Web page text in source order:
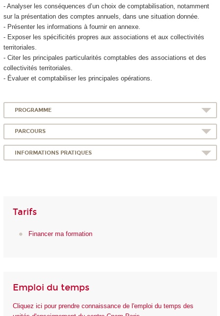
- Analyser les conséquences d’un choix de comptabilisation, notamment
sur la présentation des comptes annuels, dans une situation donnée.
- Présenter les informations à fournir en annexe.
- Exposer les spécificités propres aux associations et aux collectivités
territoriales.
- Citer les principales particularités comptables des associations et des
collectivités territoriales.
- Évaluer et comptabiliser les principales opérations.
PROGRAMME
PARCOURS
INFORMATIONS PRATIQUES
Tarifs
Financer ma formation
Emploi du temps
Cliquez ici pour prendre connaissance de l'emploi du temps des